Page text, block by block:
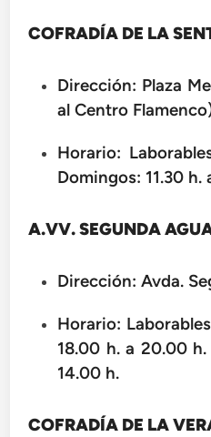
COFRADÍA DE LA
Dirección: Plaza
al Centro
Horario:
Domingos: 11.30 h.
A.VV. SEGUNDA
Dirección: Avda.
Horario:
18.00 h. a 20.00
14.00 h.
COFRADÍA DE LA